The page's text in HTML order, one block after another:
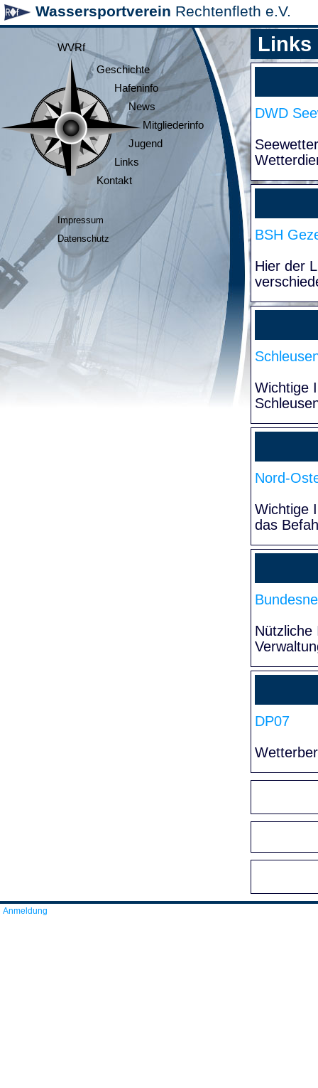
Wassersportverein Rechtenfleth e.V.
WVRf
Geschichte
Hafeninfo
News
Mitgliederinfo
Jugend
Links
Kontakt
Impressum
Datenschutz
Links
DWD
BSH
Hier der
Wichtige
Nord-
Wichtige
das
Nützliche
DP07
Anmeldung